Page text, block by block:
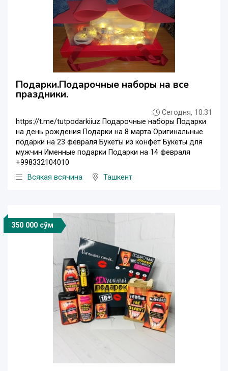
Подарки.Подарочные наборы на все
праздники.
Сегодня, 10:31
https://t.me/tutpodarkiiuz Подарочные наборы Подарки
на день рождения Подарки на 8 марта Оригинальные
подарки на 23 февраля Букеты из конфет Букеты для
мужчин Именные подарки Подарки на 14 февраля
+998332104010
Всякая всячина
Ташкент
350 000 сўм